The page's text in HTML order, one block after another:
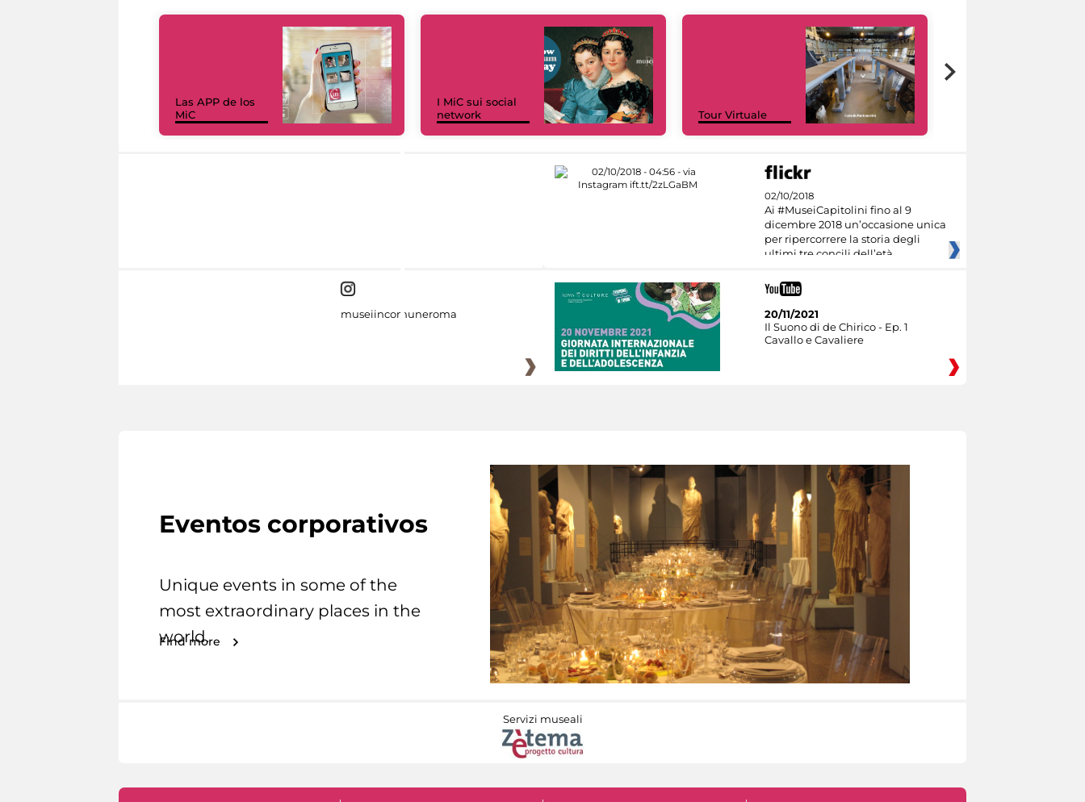
Las APP de los
MiC
I MiC sui social
network
Tour Virtuale
02/10/2018
Ai #MuseiCapitolini fino al 9
dicembre 2018 un’occasione unica
per ripercorrere la storia degli
ultimi tre concili dell’età
museiincomuneroma
20/11/2021
Il Suono di de Chirico - Ep. 1
Cavallo e Cavaliere
Eventos corporativos
Unique events in some of the
most extraordinary places in the
world.
Find more
Servizi museali